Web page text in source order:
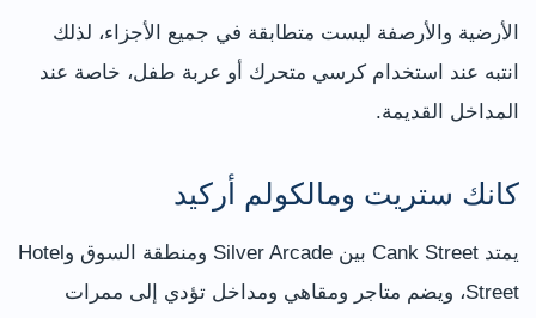
الأرضية والأرصفة ليست متطابقة في جميع الأجزاء، لذلك
انتبه عند استخدام كرسي متحرك أو عربة طفل، خاصة عند
المداخل القديمة.
كانك ستريت ومالكولم أركيد
يمتد Cank Street بين Silver Arcade ومنطقة السوق وHotel
Street، ويضم متاجر ومقاهي ومداخل تؤدي إلى ممرات